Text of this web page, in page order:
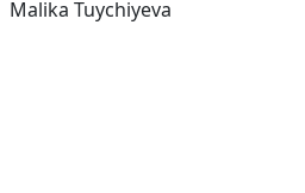
Malika Tuychiyeva